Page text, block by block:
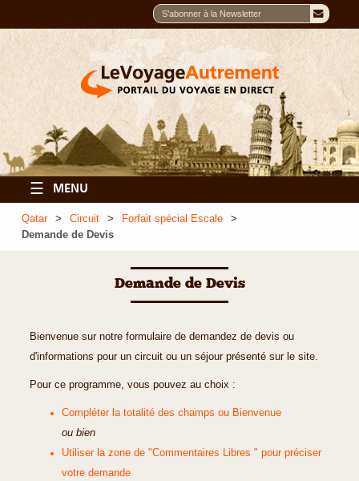
☰ MENU
Qatar Circuit
Forfait spécial Escale
Demande de Devis
Demande de Devis
Bienvenue sur notre formulaire de demandez de devis ou
d'informations pour un circuit ou un séjour présenté sur le site.
Pour ce programme, vous pouvez au choix :
Compléter la totalité des champs ou Bienvenue
ou bien
Utiliser la zone de "Commentaires Libres " pour préciser
votre demande